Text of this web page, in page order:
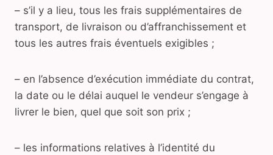
– s’il y a lieu, tous les frais supplémentaires de
transport, de livraison ou d’affranchissement et
tous les autres frais éventuels exigibles ;
– en l’absence d’exécution immédiate du contrat,
la date ou le délai auquel le vendeur s’engage à
livrer le bien, quel que soit son prix ;
– les informations relatives à l’identité du